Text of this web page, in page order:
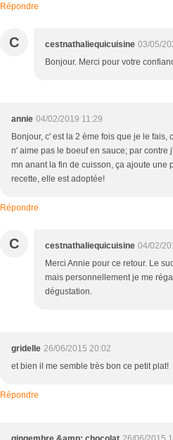
Répondre
C cestnathaliequicuisine 03/05/
Bonjour. Merci pour votre
annie 04/02/2019 11:29
Bonjour, c' est la 2 ème fois que je le
n' aime pas le boeuf en sauce; par
mn anant la fin de cuisson, ça ajoute une
recette, elle est adoptée!
Répondre
C cestnathaliequicuisine 04/02/
Merci Annie pour ce retour. Le
mais personnellement je me
dégustation.
gridelle 26/06/2015 20:02
et bien il me semble très bon ce petit plat!
Répondre